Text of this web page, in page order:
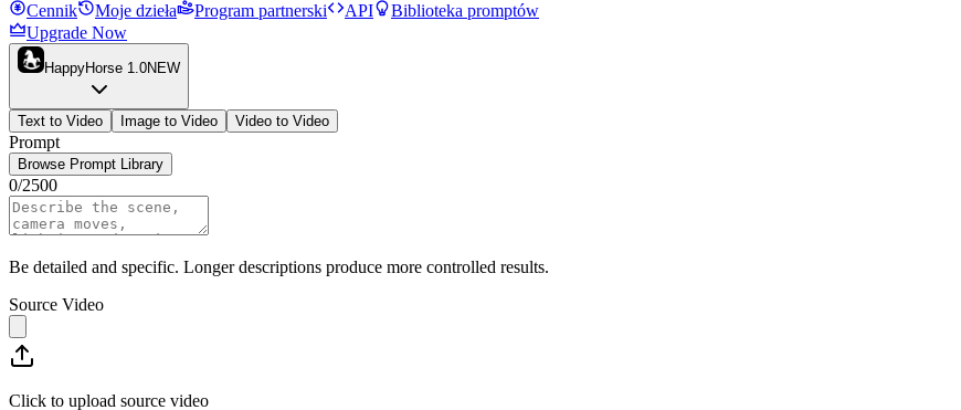
Cennik
Moje dzieła Program partnerski API
Biblioteka promptów
Upgrade Now
HappyHorse 1.0NEW
Text to Video Image to Video Video to Video
Prompt
Browse Prompt Library
0/2500
Be detailed and specific. Longer descriptions produce more controlled results.
Source Video
Click to upload source video